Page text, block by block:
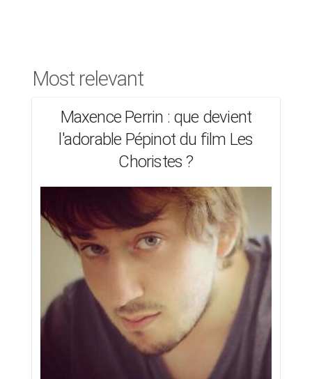
Most relevant
Maxence Perrin : que devient
l'adorable Pépinot du film Les
Choristes ?